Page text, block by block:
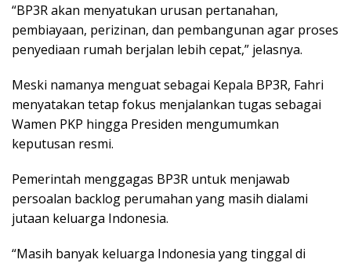
“BP3R akan menyatukan urusan pertanahan,
pembiayaan, perizinan, dan pembangunan agar proses
penyediaan rumah berjalan lebih cepat,” jelasnya.
Meski namanya menguat sebagai Kepala BP3R, Fahri
menyatakan tetap fokus menjalankan tugas sebagai
Wamen PKP hingga Presiden mengumumkan
keputusan resmi.
Pemerintah menggagas BP3R untuk menjawab
persoalan backlog perumahan yang masih dialami
jutaan keluarga Indonesia.
“Masih banyak keluarga Indonesia yang tinggal di